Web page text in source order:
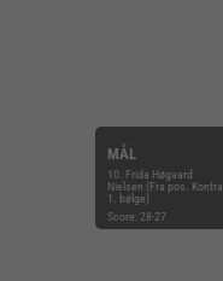
MÅL
10. Frida Høgaard
Nielsen (Fra pos. Kontra
1. bølge)
Score: 28-27